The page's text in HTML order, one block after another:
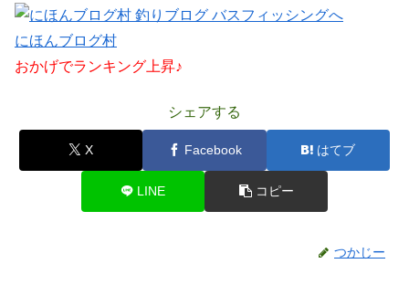
にほんブログ村
おかげでランキング上昇♪
シェアする
X Facebook はてブ
LINE コピー
つかじー